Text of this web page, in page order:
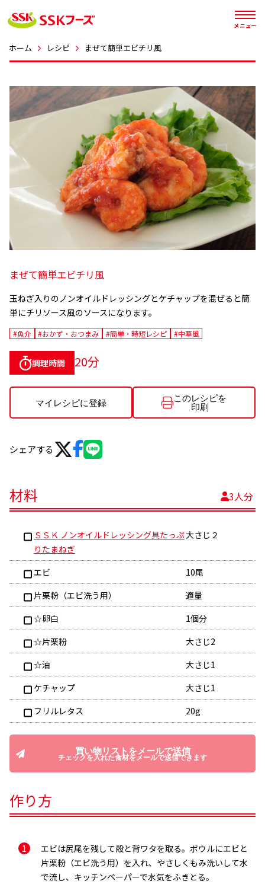
メニュー
ホーム レシピ まぜて簡単エビチリ風
まぜて簡単エビチリ風
玉ねぎ入りのノンオイルドレッシングとケチャップを混ぜると簡
単にチリソース風のソースになります。
#魚介 #おかず・おつまみ #簡単・時短レシピ #中華風
調理時間 20分
マイレシピに登録
このレシピを
印刷
シェアする
材料 3人分
ＳＳＫ ノンオイルドレッシング具たっぷ
りたまねぎ
大さじ２
エビ
10尾
片栗粉（エビ洗う用）
適量
☆卵白
1個分
☆片栗粉
大さじ2
☆油
大さじ1
ケチャップ
大さじ1
フリルレタス
20g
買い物リストをメールで送信
チェックを入れた食材をメールで送信できます
作り方
エビは尻尾を残して殻と背ワタを取る。ボウルにエビと
片栗粉（エビ洗う用）を入れ、やさしくもみ洗いして水
で流し、キッチンペーパーで水気をふきとる。